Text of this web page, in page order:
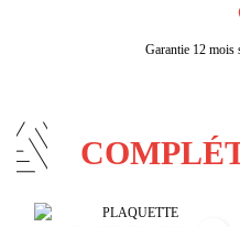
Garantie 12 mois